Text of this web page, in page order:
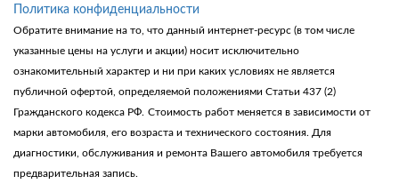
Политика конфиденциальности
Обратите внимание на то, что данный интернет-ресурс (в том числе
указанные цены на услуги и акции) носит исключительно
ознакомительный характер и ни при каких условиях не является
публичной офертой, определяемой положениями Статьи 437 (2)
Гражданского кодекса РФ. Стоимость работ меняется в зависимости от
марки автомобиля, его возраста и технического состояния. Для
диагностики, обслуживания и ремонта Вашего автомобиля требуется
предварительная запись.